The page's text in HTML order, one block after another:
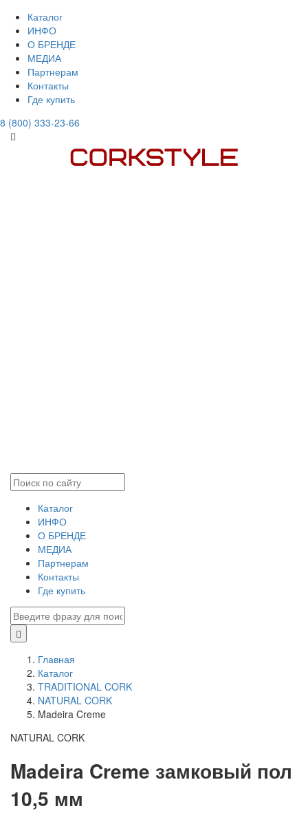
Каталог
ИНФО
О БРЕНДЕ
МЕДИА
Партнерам
Контакты
Где купить
8 (800) 333-23-66
Каталог
ИНФО
О БРЕНДЕ
МЕДИА
Партнерам
Контакты
Где купить
Главная
Каталог
TRADITIONAL CORK
NATURAL CORK
Madeira Creme
NATURAL CORK
Madeira Creme замковый пол
10,5 мм